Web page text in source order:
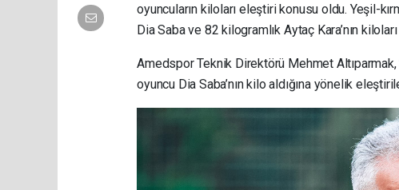
oyuncuların kiloları eleştiri konusu oldu. Yeşil-
Dia Saba ve 82 kilogramlık Aytaç Kara’nın
Amedspor Teknik Direktörü Mehmet
oyuncu Dia Saba’nın kilo aldığına yönelik